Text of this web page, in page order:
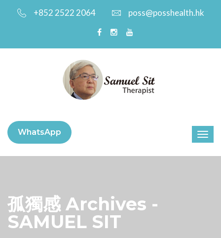
+852 2522 2064 poss@posshealth.hk
WhatsApp
孤獨感 Archives -
SAMUEL SIT